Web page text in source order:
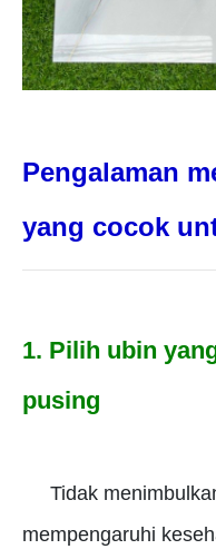
Pengalaman
yang cocok
1. Pilih ubin
pusing
Tidak
mempengaruhi